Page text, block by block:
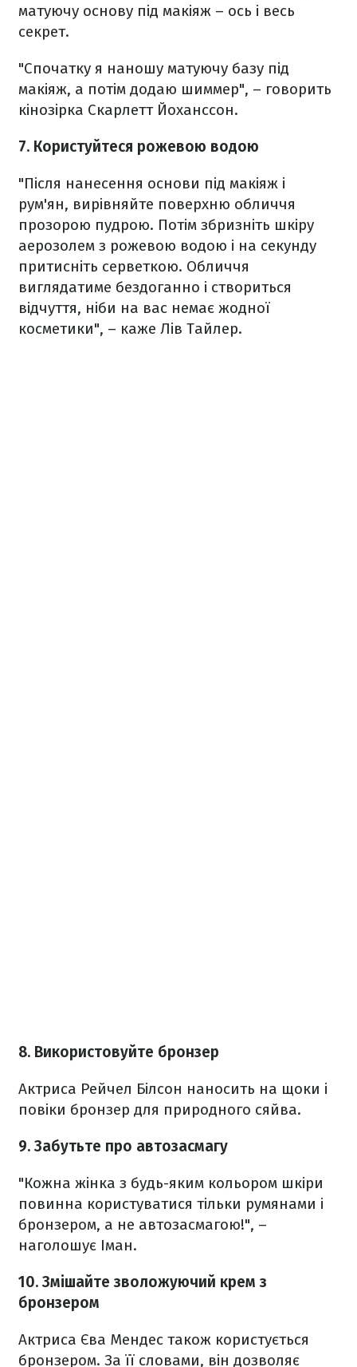
матуючу основу під макіяж – ось і весь
секрет.
"Спочатку я наношу матуючу базу під
макіяж, а потім додаю шиммер", – говорить
кінозірка Скарлетт Йоханссон.
7. Користуйтеся рожевою водою
"Після нанесення основи під макіяж і
рум'ян, вирівняйте поверхню обличчя
прозорою пудрою. Потім збризніть шкіру
аерозолем з рожевою водою і на секунду
притисніть серветкою. Обличчя
виглядатиме бездоганно і створиться
відчуття, ніби на вас немає жодної
косметики", – каже Лів Тайлер.
8. Використовуйте бронзер
Актриса Рейчел Білсон наносить на щоки і
повіки бронзер для природного сяйва.
9. Забутьте про автозасмагу
"Кожна жінка з будь-яким кольором шкіри
повинна користуватися тільки румянами і
бронзером, а не автозасмагою!", –
наголошує Іман.
10. Змішайте зволожуючий крем з
бронзером
Актриса Єва Мендес також користується
бронзером. За її словами, він дозволяє